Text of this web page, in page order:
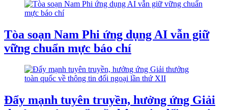
Tòa soạn Nam Phi ứng dụng AI vẫn giữ
vững chuẩn mực báo chí
Đẩy mạnh tuyên truyền, hưởng ứng Giải